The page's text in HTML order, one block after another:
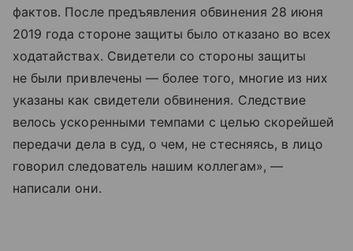
фактов. После предъявления обвинения 28 июня
2019 года стороне защиты было отказано во всех
ходатайствах. Свидетели со стороны защиты
не были привлечены — более того, многие из них
указаны как свидетели обвинения. Следствие
велось ускоренными темпами с целью скорейшей
передачи дела в суд, о чем, не стесняясь, в лицо
говорил следователь нашим коллегам», —
написали они.